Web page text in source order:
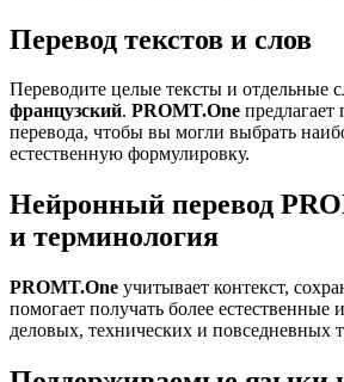
Перевод текстов и слов
Переводите целые тексты и отдельные
французский. PROMT.One
перевода, чтобы вы могли выбрать
естественную формулировку.
Нейронный перевод
и терминология
PROMT.One учитывает контекст,
помогает получать более естественные
деловых, технических и повседневных